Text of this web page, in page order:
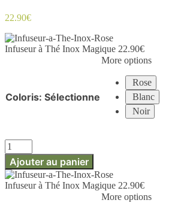
22.90€
Infuseur à Thé Inox Magique 22.90€
Coloris: Sélectionne
More options
Rose
Blanc
Noir
quantité
de
Infuseur
à
Thé
Ajouter au panier
Infuseur à Thé Inox Magique 22.90€
More options